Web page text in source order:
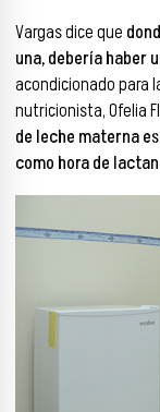
Vargas dice que
una, debería haber
acondicionado para
nutricionista, Ofelia
de leche materna
como hora de